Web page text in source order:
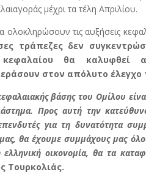
μέχρι τα τέλη Απριλίου.
τις αυξήσεις
τράπεζες δεν
κεφαλαίου θα καλυφθεί
στον απόλυτο έλεγχο
βάσης του Ομίλου
Προς αυτή την
για τη δυνατότητα
θα έχουμε συμμάχους μας
οικονομία, θα τα
Τουρκολιάς.